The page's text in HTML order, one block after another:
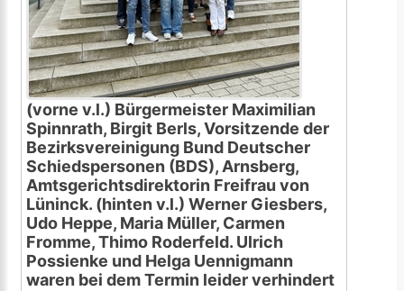
(vorne v.l.) Bürgermeister Maximilian
Spinnrath, Birgit Berls, Vorsitzende der
Bezirksvereinigung Bund Deutscher
Schiedspersonen (BDS), Arnsberg,
Amtsgerichtsdirektorin Freifrau von
Lüninck. (hinten v.l.) Werner Giesbers,
Udo Heppe, Maria Müller, Carmen
Fromme, Thimo Roderfeld. Ulrich
Possienke und Helga Uennigmann
waren bei dem Termin leider verhindert